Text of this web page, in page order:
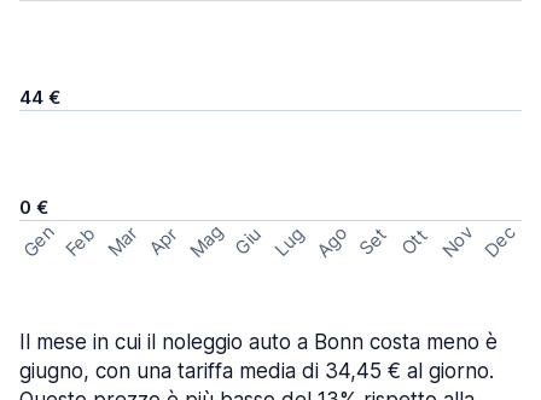
44 €
0 €
Gen Feb Mar Apr Mag Giu Lug Ago Set Ott Nov Dec
Il mese in cui il noleggio auto a Bonn costa meno è
giugno, con una tariffa media di 34,45 € al giorno.